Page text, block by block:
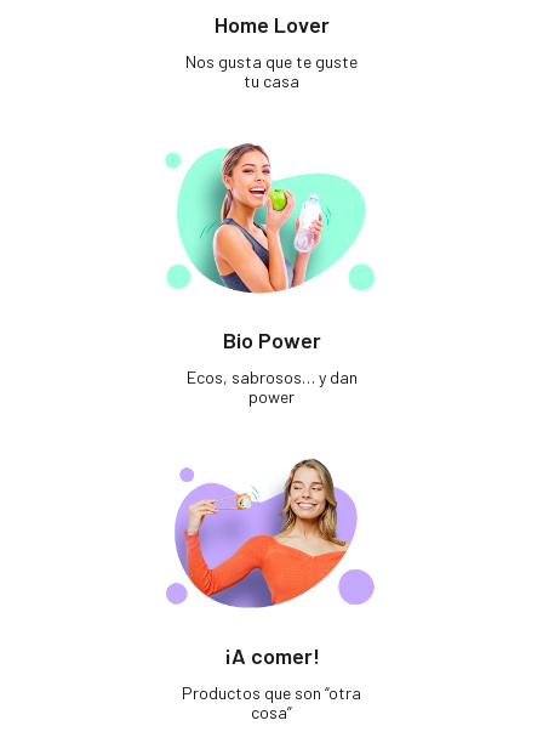
Home Lover
Nos gusta que te guste
tu casa
Bio Power
Ecos, sabrosos… y dan
power
¡A comer!
Productos que son “otra
cosa”